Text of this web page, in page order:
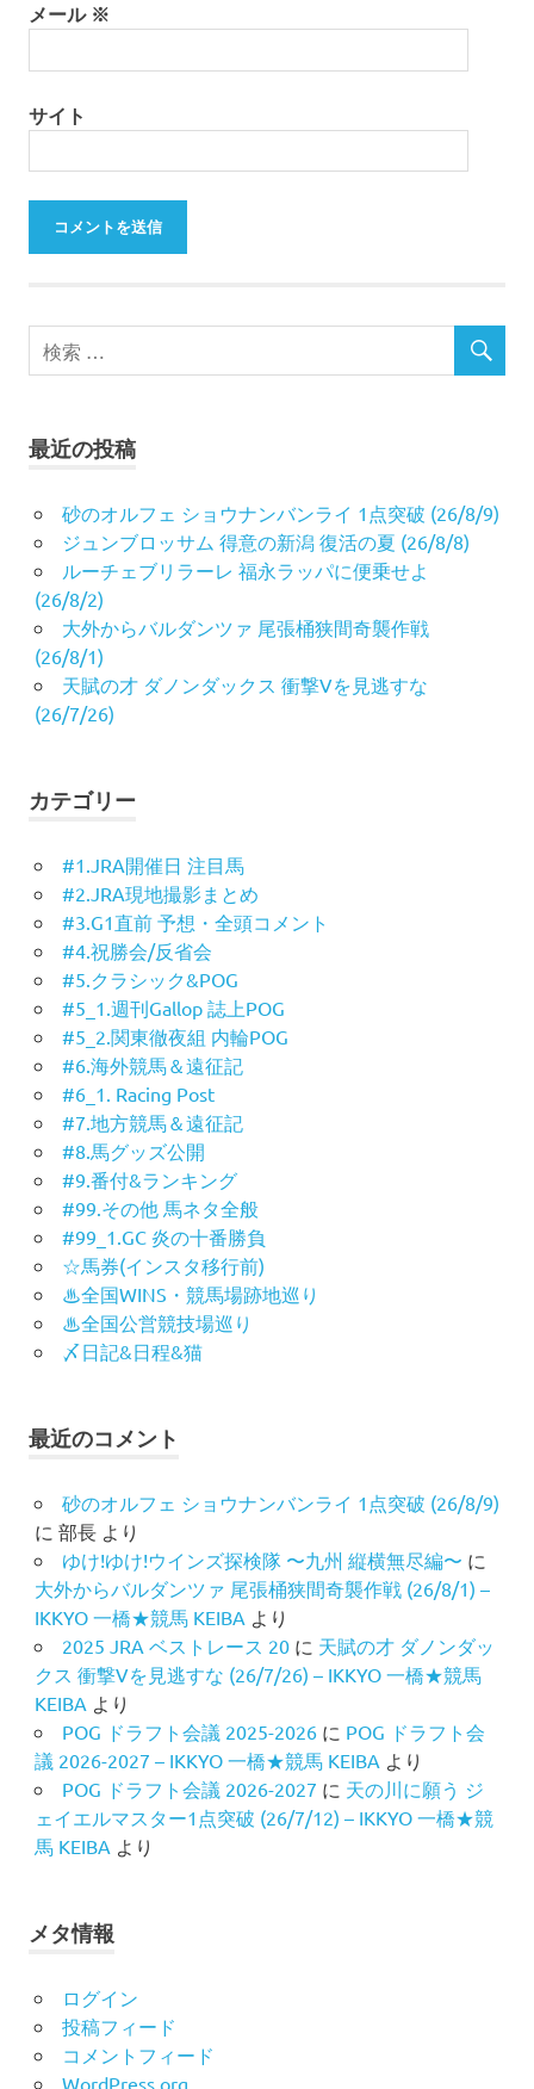
メール ※
サイト
最近の投稿
砂のオルフェ ショウナンバンライ 1点突破 (26/8/9)
ジュンブロッサム 得意の新潟 復活の夏 (26/8/8)
ルーチェブリラーレ 福永ラッパに便乗せよ
(26/8/2)
大外からバルダンツァ 尾張桶狭間奇襲作戦
(26/8/1)
天賦の才 ダノンダックス 衝撃Vを見逃すな
(26/7/26)
カテゴリー
#1.JRA開催日 注目馬
#2.JRA現地撮影まとめ
#3.G1直前 予想・全頭コメント
#4.祝勝会/反省会
#5.クラシック&POG
#5_1.週刊Gallop 誌上POG
#5_2.関東徹夜組 内輪POG
#6.海外競馬＆遠征記
#6_1. Racing Post
#7.地方競馬＆遠征記
#8.馬グッズ公開
#9.番付&ランキング
#99.その他 馬ネタ全般
#99_1.GC 炎の十番勝負
☆馬券(インスタ移行前)
♨︎全国WINS・競馬場跡地巡り
♨︎全国公営競技場巡り
〆日記&日程&猫
最近のコメント
砂のオルフェ ショウナンバンライ 1点突破 (26/8/9)
に 部長より
ゆけ!ゆけ!ウインズ探検隊 〜九州 縦横無尽編〜 に
大外からバルダンツァ 尾張桶狭間奇襲作戦 (26/8/1) –
IKKYO 一橋★競馬 KEIBA より
2025 JRA ベストレース 20に 天賦の才 ダノンダッ
クス 衝撃Vを見逃すな (26/7/26) – IKKYO 一橋★競馬
KEIBA より
POG ドラフト会議 2025-2026に POG ドラフト会
議 2026-2027 – IKKYO 一橋★競馬 KEIBA より
POG ドラフト会議 2026-2027 に 天の川に願う ジ
ェイエルマスター1点突破 (26/7/12) – IKKYO 一橋★競
馬 KEIBA より
メタ情報
ログイン
投稿フィード
コメントフィード
WordPress.org